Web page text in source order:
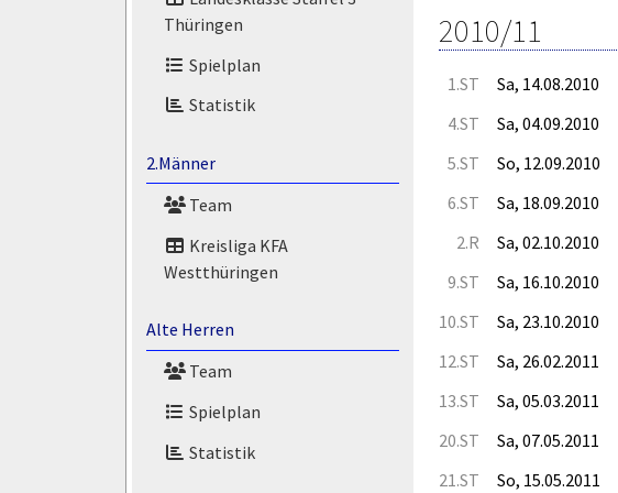
Thüringen
Spielplan
Statistik
2.Männer
Team
Kreisliga KFA
Westthüringen
Alte Herren
Team
Spielplan
Statistik
2010/11
1.ST Sa, 14.08.2010
4.ST
Sa, 04.09.2010
5.ST
So, 12.09.2010
6.ST
Sa, 18.09.2010
2.R
Sa, 02.10.2010
9.ST
Sa, 16.10.2010
10.ST
Sa, 23.10.2010
12.ST
Sa, 26.02.2011
13.ST
Sa, 05.03.2011
20.ST
Sa, 07.05.2011
21.ST
So, 15.05.2011